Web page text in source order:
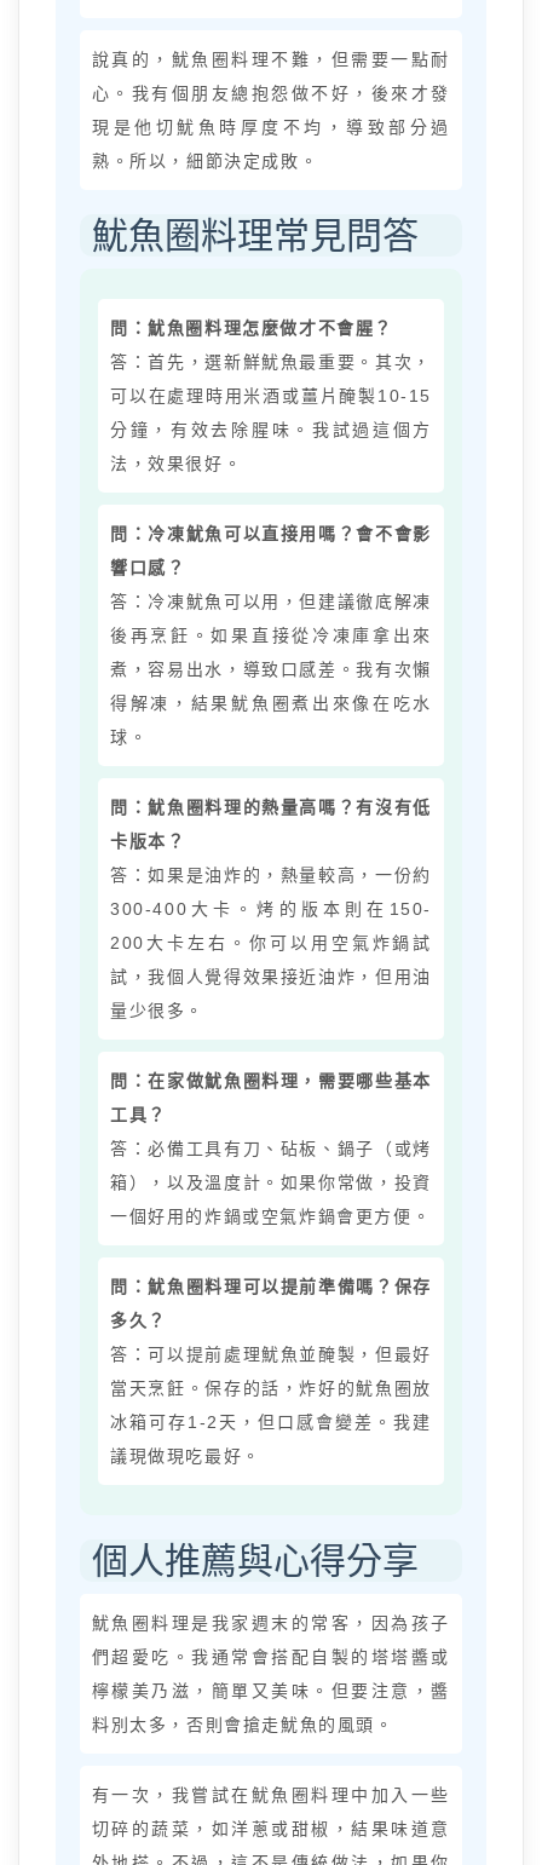
說真的，魷魚圈料理不難，但需要一點耐
心。我有個朋友總抱怨做不好，後來才發
現是他切魷魚時厚度不均，導致部分過
熟。所以，細節決定成敗。
魷魚圈料理常見問答
問：魷魚圈料理怎麼做才不會腥？
答：首先，選新鮮魷魚最重要。其次，
可以在處理時用米酒或薑片醃製10-15
分鐘，有效去除腥味。我試過這個方
法，效果很好。
問：冷凍魷魚可以直接用嗎？會不會影
響口感？
答：冷凍魷魚可以用，但建議徹底解凍
後再烹飪。如果直接從冷凍庫拿出來
煮，容易出水，導致口感差。我有次懶
得解凍，結果魷魚圈煮出來像在吃水
球。
問：魷魚圈料理的熱量高嗎？有沒有低
卡版本？
答：如果是油炸的，熱量較高，一份約
300-400大卡。烤的版本則在150-
200大卡左右。你可以用空氣炸鍋試
試，我個人覺得效果接近油炸，但用油
量少很多。
問：在家做魷魚圈料理，需要哪些基本
工具？
答：必備工具有刀、砧板、鍋子（或烤
箱），以及溫度計。如果你常做，投資
一個好用的炸鍋或空氣炸鍋會更方便。
問：魷魚圈料理可以提前準備嗎？保存
多久？
答：可以提前處理魷魚並醃製，但最好
當天烹飪。保存的話，炸好的魷魚圈放
冰箱可存1-2天，但口感會變差。我建
議現做現吃最好。
個人推薦與心得分享
魷魚圈料理是我家週末的常客，因為孩子
們超愛吃。我通常會搭配自製的塔塔醬或
檸檬美乃滋，簡單又美味。但要注意，醬
料別太多，否則會搶走魷魚的風頭。
有一次，我嘗試在魷魚圈料理中加入一些
切碎的蔬菜，如洋蔥或甜椒，結果味道意